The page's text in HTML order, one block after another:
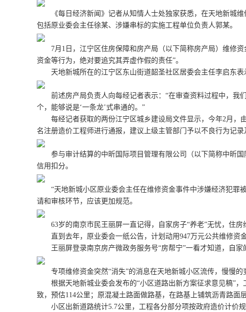
《每日经济新闻》记者从知情人士处独家获悉，在天地新城维
包括原业委会主任徐某、涉嫌串标的实施工程单位负责人郭某。
7月1日，江宁区住房保障和房产局（以下简称房产局）维修资
资金等行为，绝对要追究其弄虚作假的责任”。
天地新城所在的江宁区东山街道韶圣社区居委会主任李启东表
前述房产局负责人向每经记者表示：“在审查资料过程中，我
个，能够说是‘一条龙’式串通的。”
每经记者获取的两份江宁区城乡建设局文件显示，今年2月，
名注册造价工程师进行通报，建议上级主管部门予以不良行为记录
参与审计结算的中昕国际项目管理有限公司（以下简称中昕国
信用扣分。
“天地新城小区原业委会主任在维修资金事件中涉嫌经济犯罪
请和审核环节，应该更加规范。
63岁的南京市民王丽屏一直记得，自家房子“养老”无忧，住房
直到去年，原业委会一纸公告，计划动用947万元公共维修资
王丽屏登录南京房产微政务服务号“房帮宁”一看才知道，自家
专项维修资金突然“消失”的消息在天地新城小区流传，慢慢的
根据天地新城业委会发布的“小区道路出新方案征求意见稿”，
致，预估114公里；原混凝土路面做路基，在路基上铺筑沥青路面
小区出新道路统计5.7公里，工程各分部分项按政府造价计价规